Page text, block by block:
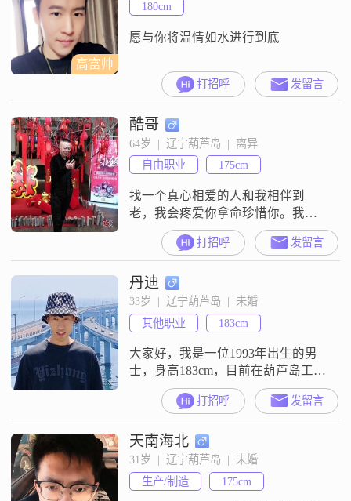
的人##3002##我比较独立
高富帅
180cm
愿与你将温情如水进行到底
打招呼 发留言
酷哥
64岁  |  辽宁葫芦岛  |  离异
自由职业
175cm
找一个真心相爱的人和我相伴到
老，我会疼爱你拿命珍惜你。我会
拿你当宝永远把你握在手心里，和
你相伴一生互敬互爱互相体贴，和
真心相爱的人共度后半生，心里有
我哪个人，你要不离不弃我必生死
相依，俩个人包容呵护，互相理解
关心，相濡以沫知冷知热过好后半
生，亲爱的我在远方等着你。
打招呼 发留言
丹迪
33岁  |  辽宁葫芦岛  |  未婚
其他职业
183cm
大家好，我是一位1993年出生的男
士，身高183cm，目前在葫芦岛工
作。我的月收入在3001到5000元之
间，拥有大学本科学历。我性格真
诚可靠，待人随和易相处，做事稳
重，有耐心且包容心强。在我心
中，家庭是非常重要的，我追求的
是稳定而安逸的生活。平时我有几
个爱好，喜欢看电影，也热爱摄影
打招呼 发留言
天南海北
31岁  |  辽宁葫芦岛  |  未婚
生产/制造
175cm